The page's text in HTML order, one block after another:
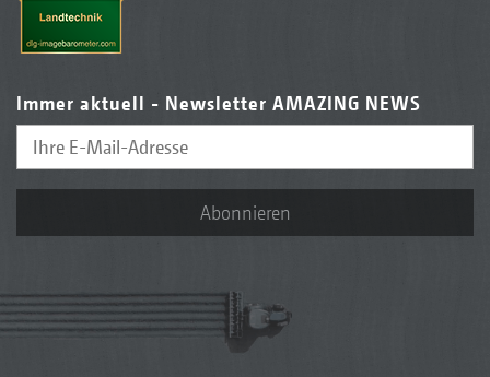
Immer aktuell - Newsletter AMAZING NEWS
Abonnieren